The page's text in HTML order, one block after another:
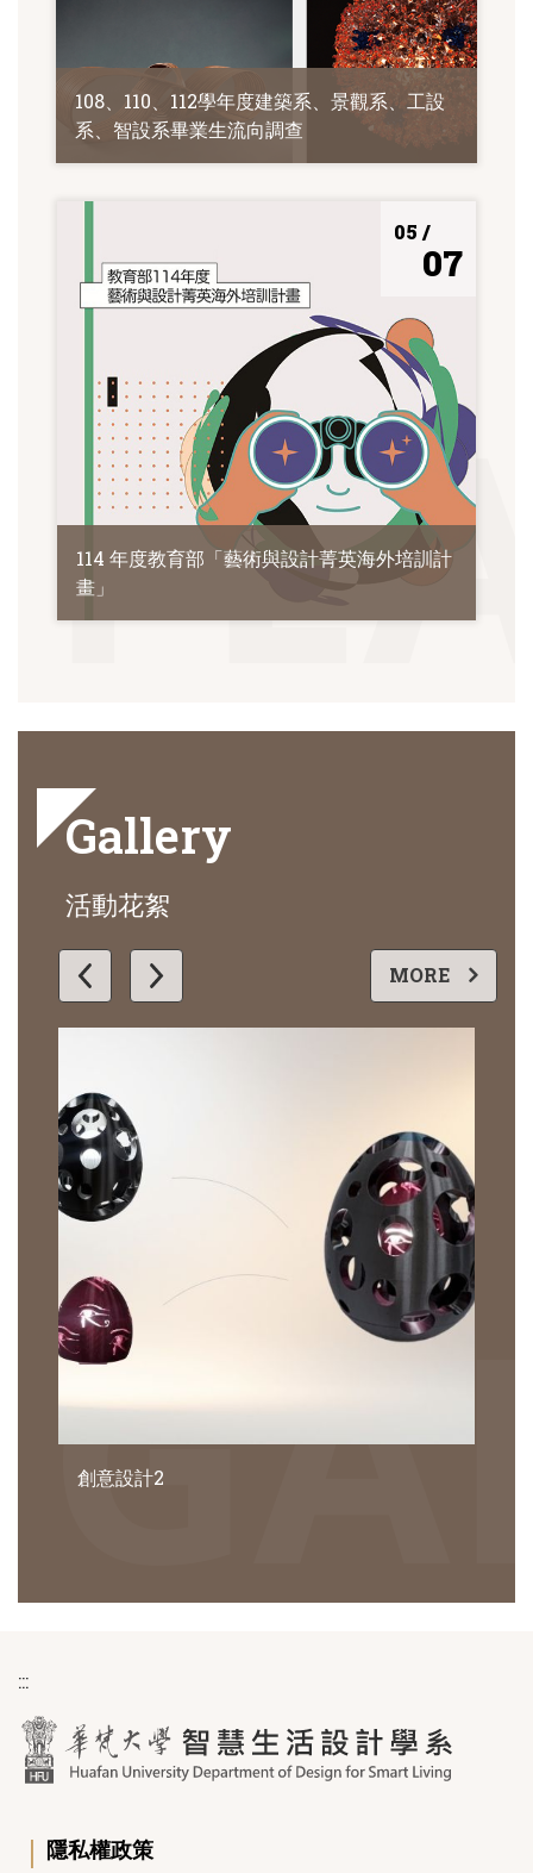
108、110、112學年度建築系、景觀系、工設
系、智設系畢業生流向調查
05 /
07
114 年度教育部「藝術與設計菁英海外培訓計
畫」
Gallery
活動花絮
創意設計2
MORE 更多
:::
｜ 隱私權政策